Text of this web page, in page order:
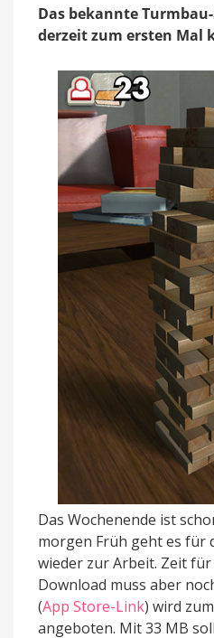
Mal
kostenlos
Das bekannte
derzeit zum ersten Mal
Das Wochenende ist
morgen Früh geht es für
wieder zur Arbeit. Zeit
Download muss aber
(App Store-Link) wird
angeboten. Mit 33 MB